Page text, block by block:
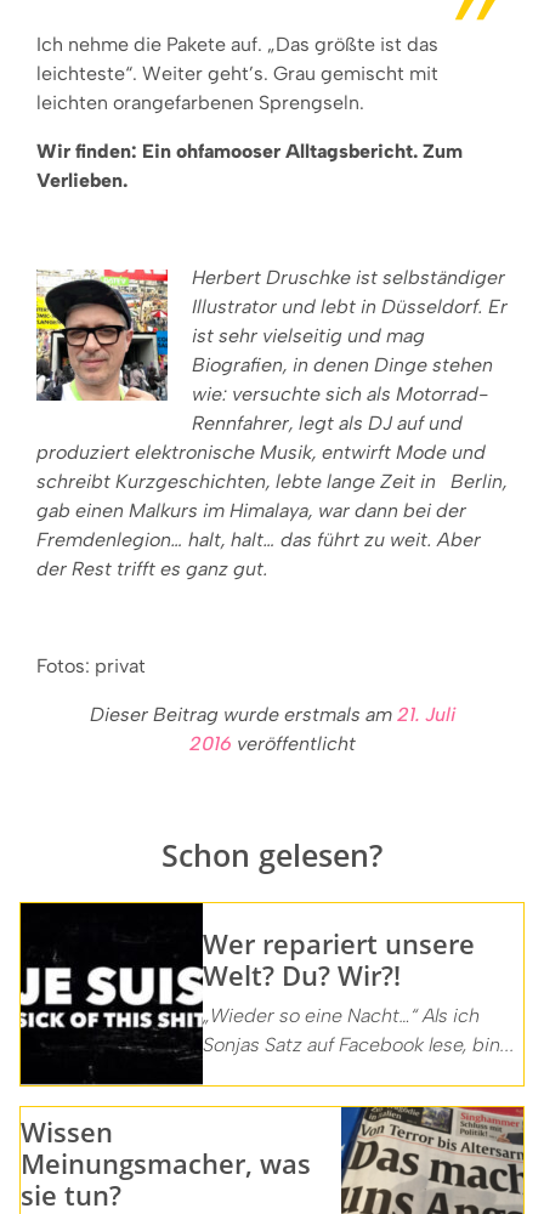
Ich nehme die Pakete auf. „Das größte ist das
leichteste“. Weiter geht’s. Grau gemischt mit
leichten orangefarbenen Sprengseln.
Wir finden: Ein ohfamooser Alltagsbericht. Zum
Verlieben.
Herbert Druschke ist selbständiger
Illustrator und lebt in Düsseldorf. Er
ist sehr vielseitig und mag
Biografien, in denen Dinge stehen
wie: versuchte sich als Motorrad-
Rennfahrer, legt als DJ auf und
produziert elektronische Musik, entwirft Mode und
schreibt Kurzgeschichten, lebte lange Zeit in Berlin,
gab einen Malkurs im Himalaya, war dann bei der
Fremdenlegion… halt, halt… das führt zu weit. Aber
der Rest trifft es ganz gut.
Fotos: privat
Dieser Beitrag wurde erstmals am 21. Juli
2016 veröffentlicht
Schon gelesen?
Wer repariert unsere
Welt? Du? Wir?!
„Wieder so eine Nacht…“ Als ich
Sonjas Satz auf Facebook lese, bin...
Wissen
Meinungsmacher, was
sie tun?